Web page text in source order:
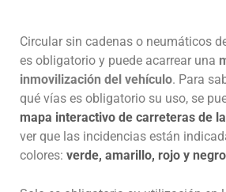
Circular sin cadenas o neumáticos
es obligatorio y puede acarrear una
inmovilización del vehículo. Para
qué vías es obligatorio su uso, se
mapa interactivo de carreteras de
ver que las incidencias están
colores: verde, amarillo, rojo y negro